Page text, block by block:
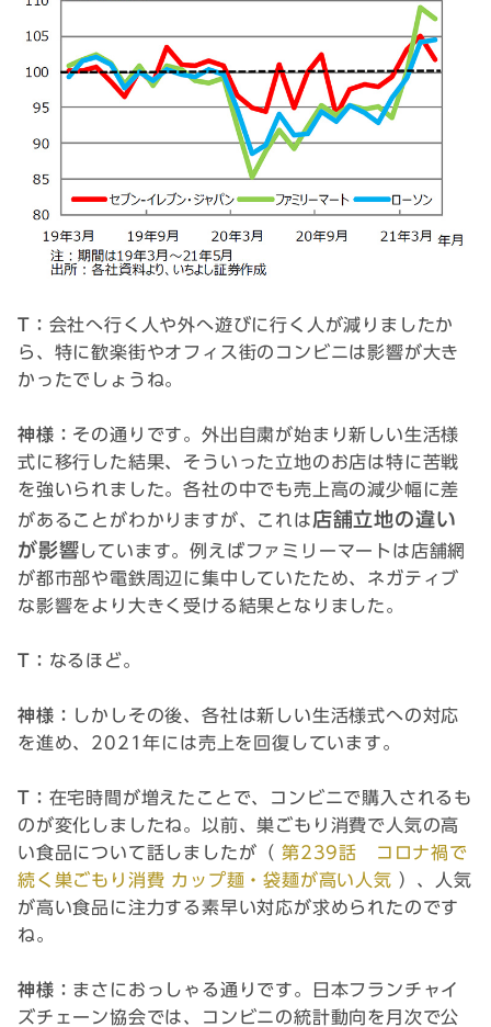
T： 会社へ行く人や外へ遊びに行く人が減りましたか
ら、特に歓楽街やオフィス街のコンビニは影響が大き
かったでしょうね。
神様： その通りです。外出自粛が始まり新しい生活様
式に移行した結果、そういった立地のお店は特に苦戦
を強いられました。各社の中でも売上高の減少幅に差
があることがわかりますが、これは店舗立地の違い
が影響しています。例えばファミリーマートは店舗網
が都市部や電鉄周辺に集中していたため、ネガティブ
な影響をより大きく受ける結果となりました。
T： なるほど。
神様： しかしその後、各社は新しい生活様式への対応
を進め、2021年には売上を回復しています。
T： 在宅時間が増えたことで、コンビニで購入されるも
のが変化しましたね。以前、巣ごもり消費で人気の高
い食品について話しましたが（ 第239話 コロナ禍で
続く巣ごもり消費 カップ麺・袋麺が高い人気 ）、人気
が高い食品に注力する素早い対応が求められたのです
ね。
神様： まさにおっしゃる通りです。日本フランチャイ
ズチェーン協会では、コンビニの統計動向を月次で公